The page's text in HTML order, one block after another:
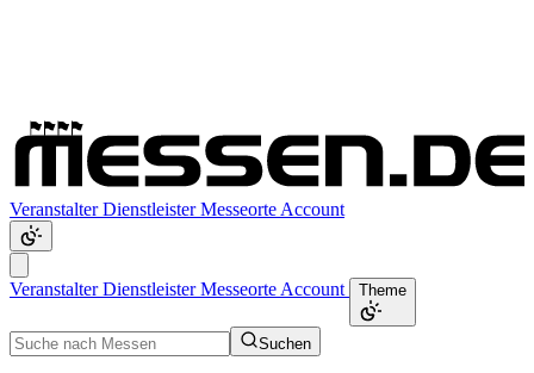
VeranstalterDienstleisterMesseorte Account
VeranstalterDienstleisterMesseorte Account Theme
Suchen